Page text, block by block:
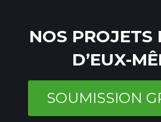
NOS PROJETS
D’EUX-
SOUMISSION